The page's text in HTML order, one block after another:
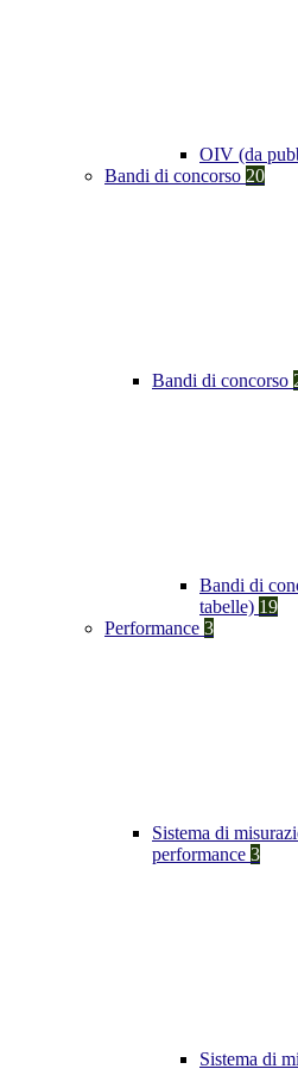
OIV (da
Bandi di concorso 20
Bandi di concorso
Bandi di
tabelle) 19
Performance 3
Sistema di
performance 3
Sistema di